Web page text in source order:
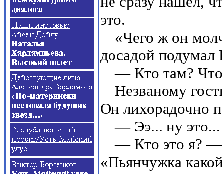
это.
«Чего ж он
досадой подумал
— Кто там?
Незваному
Он лихорадочно
— Ээ... ну
— Кто это я? —
«Пьянчужка